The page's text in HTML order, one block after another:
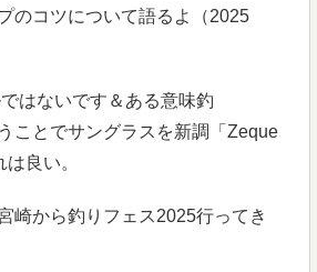
のコツについて語るよ（2025
はないです＆ある意味釣
ことでサングラスを新調「Zeque
良い。
崎から釣りフェス2025行ってき